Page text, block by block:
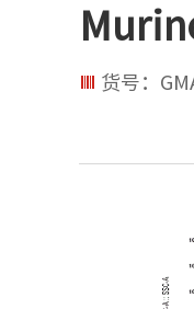
货号：